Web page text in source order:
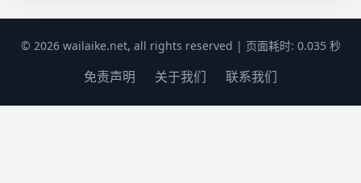
© 2026 wailaike.net, all rights reserved | 页面耗时: 0.035 秒
免责声明 关于我们 联系我们